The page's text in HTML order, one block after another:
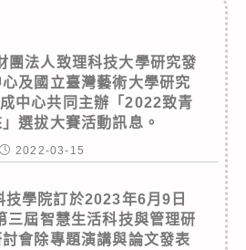
團法人致理科技大學研究發
及國立臺灣藝術大學研究
中心共同主辦「2022致青
選拔大賽活動訊息。
2022-03-15
技學院訂於2023年6月9日
三屆智慧生活科技與管理研
會除專題演講與論文發表